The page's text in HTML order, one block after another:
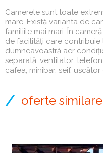
Camerele sunt toate
mare. Există varianta de
familiile mai mari. În
de facilități care
dumneavoastră aer
separată, ventilator,
cafea, minibar, seif,
oferte similare